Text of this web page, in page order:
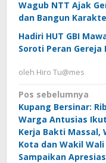
Wagub NTT Ajak
dan Bangun
Hadiri HUT GBI
Soroti Peran
oleh Hiro Tu@mes
Navigasi
pos
Pos sebelumnya
Kupang Bersinar:
Warga Antusias Ikut
Kerja Bakti Massal,
Kota dan Wakil
Sampaikan